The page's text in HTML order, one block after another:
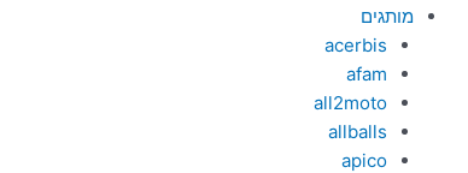
מותגים
acerbis
afam
all2moto
allballs
apico